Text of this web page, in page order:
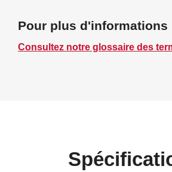
Pour plus d'informations
Consultez notre glossaire des